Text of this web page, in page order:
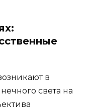
в
света на